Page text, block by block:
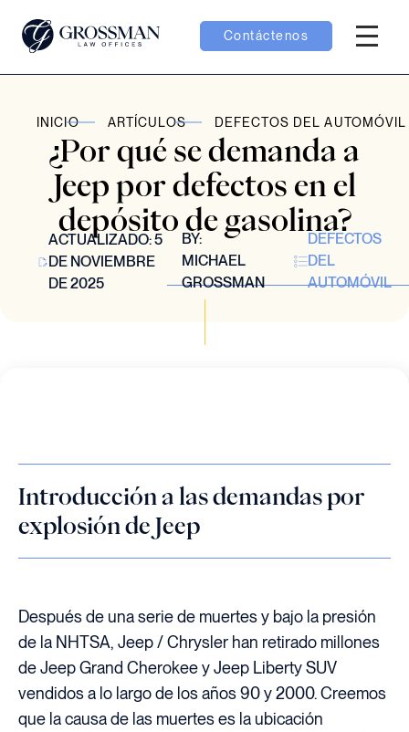
Contáctenos
Menú
Casos
Resultados
INICIO ARTÍCULOS DEFECTOS DEL AUTOMÓVIL
¿Por qué se demanda a
Jeep por defectos en el
depósito de gasolina?
ACTUALIZADO: 5
DE NOVIEMBRE
DE 2025
BY:
MICHAEL
GROSSMAN
DEFECTOS
DEL
AUTOMÓVIL
Introducción a las demandas por
explosión de Jeep
Después de una serie de muertes y bajo la presión
de la NHTSA, Jeep / Chrysler han retirado millones
de Jeep Grand Cherokee y Jeep Liberty SUV
vendidos a lo largo de los años 90 y 2000. Creemos
que la causa de las muertes es la ubicación